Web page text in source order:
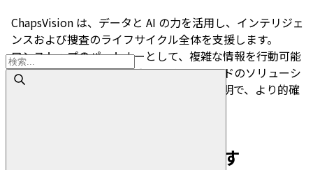
ChapsVision は、データと AI の力を活用し、インテリジェ
ンスおよび捜査のライフサイクル全体を支援します。
ワンストップのパートナーとして、複雑な情報を行動可能
なインサイトへと変換するエンドツーエンドのソリューシ
ョンを提供し、組織がより迅速で、より賢明で、より的確
多くのお客様に選ばれています